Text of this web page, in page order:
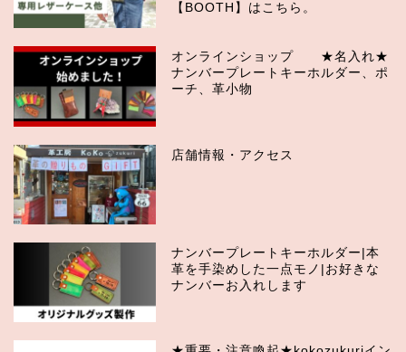
【BOOTH】はこちら。
オンラインショップ ★名入れ★
ナンバープレートキーホルダー、ポ
ーチ、革小物
店舗情報・アクセス
ナンバープレートキーホルダー|本
革を手染めした一点モノ|お好きな
ナンバーお入れします